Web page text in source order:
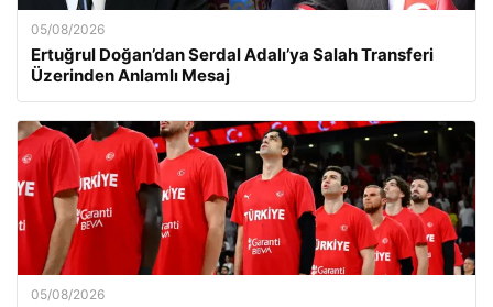
05/08/2026
Ertuğrul Doğan’dan Serdal Adalı’ya Salah Transferi
Üzerinden Anlamlı Mesaj
05/08/2026